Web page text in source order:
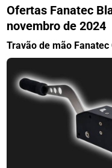
Ofertas Fanatec
novembro de 2024
Travão de mão